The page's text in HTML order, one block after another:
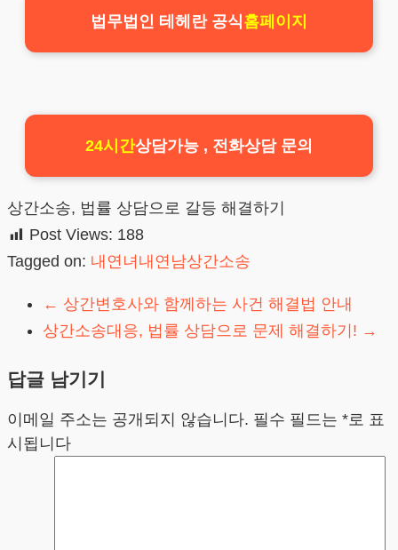
법무법인 테헤란 공식홈페이지
24시간상담가능 , 전화상담 문의
상간소송, 법률 상담으로 갈등 해결하기
Post Views: 188
Tagged on: 내연녀내연남상간소송
← 상간변호사와 함께하는 사건 해결법 안내
상간소송대응, 법률 상담으로 문제 해결하기! →
답글 남기기
이메일 주소는 공개되지 않습니다. 필수 필드는 *로 표
시됩니다